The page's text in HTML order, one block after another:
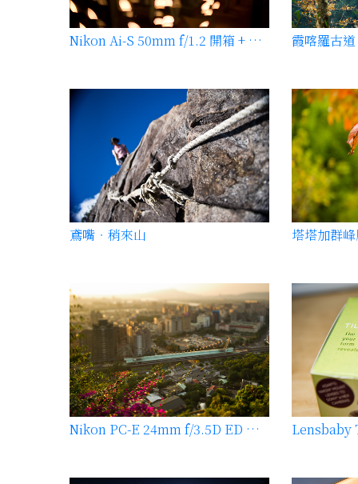
Nikon Ai-S 50mm f/1.2 開箱 + 試拍 霞喀羅古道
鳶嘴‧稍來山 塔塔加群
Nikon PC-E 24mm f/3.5D ED 廣角移軸鏡試拍